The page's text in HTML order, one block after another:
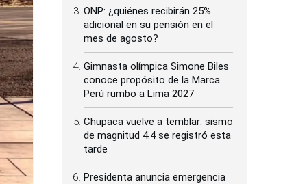
ONP: ¿quiénes recibirán 25%
adicional en su pensión en el
mes de agosto?
Gimnasta olímpica Simone Biles
conoce propósito de la Marca
Perú rumbo a Lima 2027
Chupaca vuelve a temblar: sismo
de magnitud 4.4 se registró esta
tarde
Presidenta anuncia emergencia